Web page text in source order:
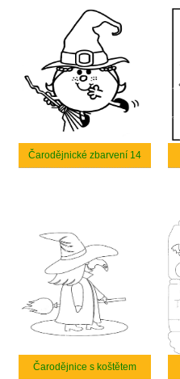
Čarodějnické zbarvení 14
Čarodějnice s koštětem